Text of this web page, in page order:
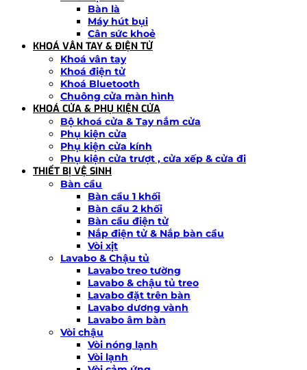
Bàn là
Máy hút bụi
Cân sức khoẻ
KHOÁ VÂN TAY & ĐIỆN TỬ
Khoá vân tay
Khoá điện tử
Khoá Bluetooth
Chuông cửa màn hình
KHOÁ CỬA & PHỤ KIỆN CỬA
Bộ khoá cửa & Tay nắm cửa
Phụ kiện cửa
Phụ kiện cửa kính
Phụ kiện cửa trượt , cửa xếp & cửa đi
THIẾT BỊ VỆ SINH
Bàn cầu
Bàn cầu 1 khối
Bàn cầu 2 khối
Bàn cầu điện tử
Nắp điện tử & Nắp bàn cầu
Vòi xịt
Lavabo & Chậu tủ
Lavabo treo tường
Lavabo & chậu tủ treo
Lavabo đặt trên bàn
Lavabo dương vành
Lavabo âm bàn
Vòi chậu
Vòi nóng lạnh
Vòi lạnh